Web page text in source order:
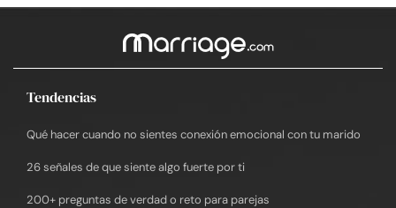
Tendencias
Qué hacer cuando no sientes conexión emocional con tu marido
26 señales de que siente algo fuerte por ti
200+ preguntas de verdad o reto para parejas